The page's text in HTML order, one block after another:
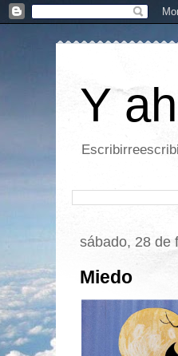
Y
sábado, 28 de
Miedo